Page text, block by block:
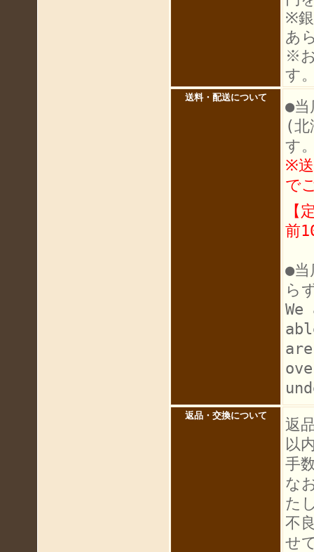
※
あ
※
す
送料・配送について
●当
(北
す
※
で
【
前
●当
ら
返品・交換について
返
以
手
な
た
不
せ